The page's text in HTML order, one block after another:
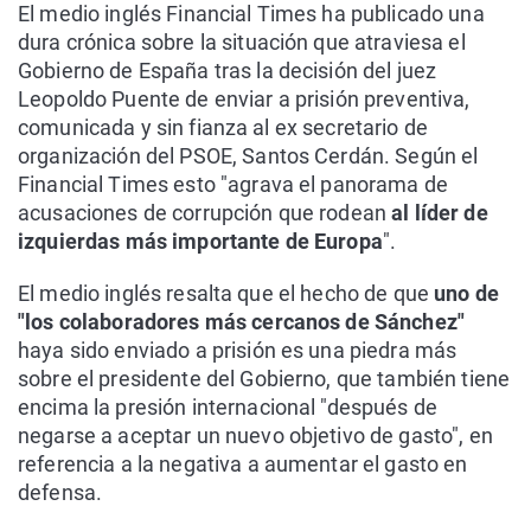
El medio inglés Financial Times ha publicado una
dura crónica sobre la situación que atraviesa el
Gobierno de España tras la decisión del juez
Leopoldo Puente de enviar a prisión preventiva,
comunicada y sin fianza al ex secretario de
organización del PSOE, Santos Cerdán. Según el
Financial Times esto "agrava el panorama de
acusaciones de corrupción que rodeanal líder de
izquierdas más importante de Europa".
El medio inglés resalta que el hecho de que uno de
"los colaboradores más cercanos de Sánchez"
haya sido enviado a prisión es una piedra más
sobre el presidente del Gobierno, que también tiene
encima la presión internacional "después de
negarse a aceptar un nuevo objetivo de gasto", en
referencia a la negativa a aumentar el gasto en
defensa.